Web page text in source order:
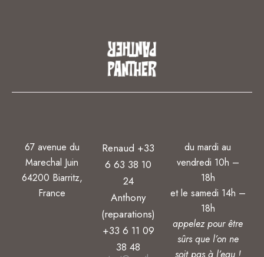
67 avenue du
Marechal Juin
64200 Biarritz,
France
Renaud +33
6 63 38 10
24
Anthony
(reparations)
+33 6 11 09
38 48
du mardi au
vendredi 10h –
18h
et le samedi 14h –
18h
appelez pour être
sûrs que l’on ne
soit pas à l’eau !